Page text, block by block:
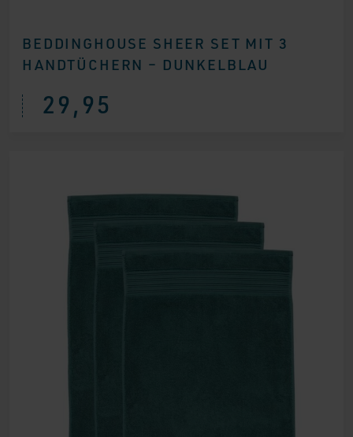
BEDDINGHOUSE SHEER SET MIT 3
HANDTÜCHERN – DUNKELBLAU
29,95